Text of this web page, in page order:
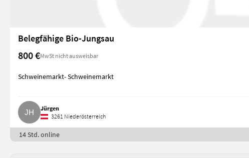
Belegfähige Bio-Jungsau
800 €MwSt nicht ausweisbar
Schweinemarkt- Schweinemarkt
Jürgen
3261 Niederösterreich
14 Std. online